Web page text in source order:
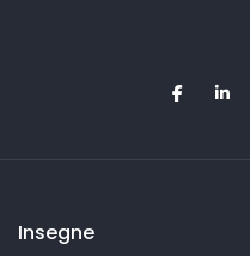
Insegne